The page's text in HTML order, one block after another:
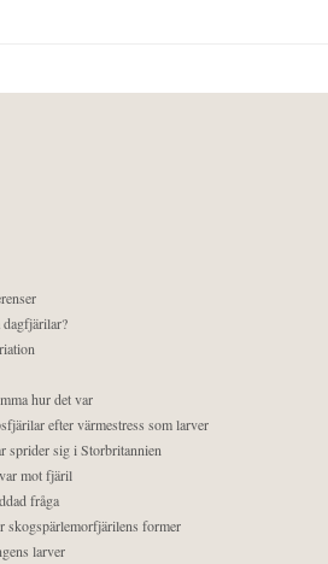
hur det var
efter värmestress som larver
sprider sig i Storbritannien
mot fjäril
fråga
skogspärlemorfjärilens former
larver